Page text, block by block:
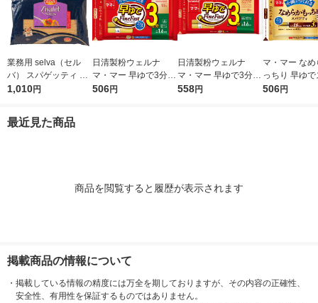
業務用 selva（セル
バ） スパゲッティ 1.7
mm 1袋（3kg） ゆで
1,010円
日清製粉ウェルナ
マ・マー 早ゆで3分ス
パゲティ2/3サイズ1.6
506円
日清製粉ウェルナ
マ・マー 早ゆで3分ス
パゲティ 1.6mm チャ
558円
マ・マー な
っちり 早ゆ
ティ 2/3サイ
506円
最近見た商品
商品を閲覧すると履歴が表示されます
掲載商品の情報について
・ 掲載している情報の精度には万全を期しておりますが、その内容の正確性、
安全性、有用性を保証するものではありません。